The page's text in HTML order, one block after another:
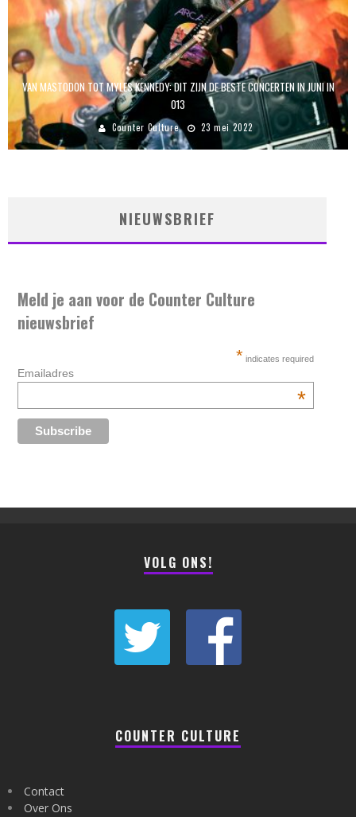
VAN MASTODON TOT MYLES KENNEDY: DIT ZIJN DE BESTE CONCERTEN IN JUNI IN
013
Counter Culture 23 mei 2022
NIEUWSBRIEF
Meld je aan voor de Counter Culture
nieuwsbrief
* indicates required
Emailadres
*
VOLG ONS!
COUNTER CULTURE
Contact
Over Ons